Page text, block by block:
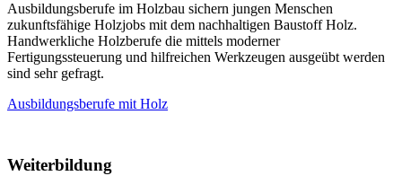
Ausbildungsberufe im Holzbau sichern jungen Menschen
zukunftsfähige Holzjobs mit dem nachhaltigen Baustoff Holz.
Handwerkliche Holzberufe die mittels moderner
Fertigungssteuerung und hilfreichen Werkzeugen ausgeübt werden
sind sehr gefragt.
Ausbildungsberufe mit Holz
Weiterbildung